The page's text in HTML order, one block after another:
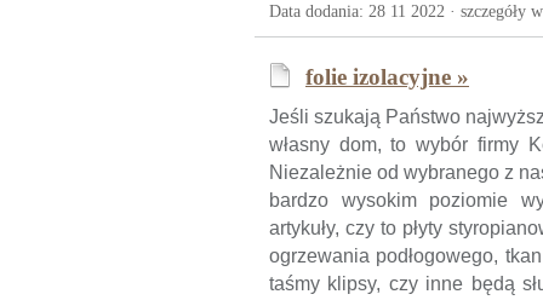
Data dodania: 28 11 2022 · szczegóły
folie izolacyjne »
Jeśli szukają Państwo
własny dom, to wybór firmy
Niezależnie od wybranego z
bardzo wysokim poziomie
artykuły, czy to płyty
ogrzewania podłogowego,
taśmy klipsy, czy inne będą